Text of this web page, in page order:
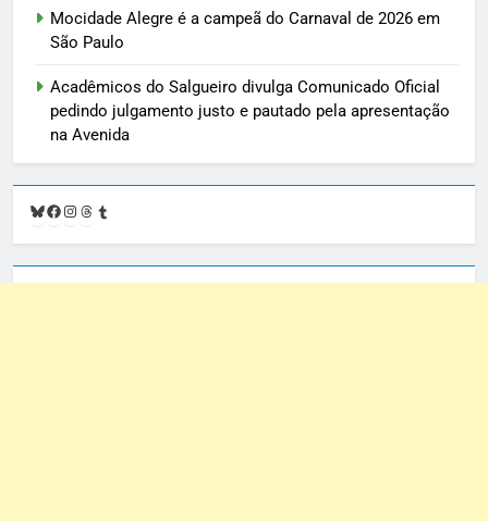
Mocidade Alegre é a campeã do Carnaval de 2026 em
São Paulo
Acadêmicos do Salgueiro divulga Comunicado Oficial
pedindo julgamento justo e pautado pela apresentação
na Avenida
Bluesky
Facebook
Instagram
Threads